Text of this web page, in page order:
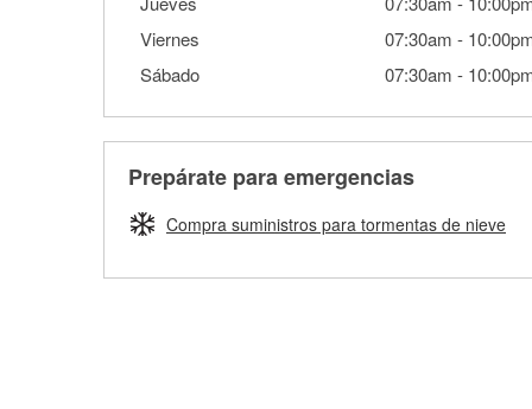
Viernes
07:30am -
Sábado
07:30am -
Prepárate para emergencias
Compra suministros para tormentas de nieve